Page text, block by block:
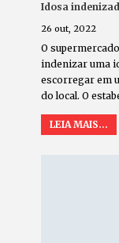
Idosa
26 out, 2022
O
indenizar uma
escorregar em
do local. O
LEIA MAIS...